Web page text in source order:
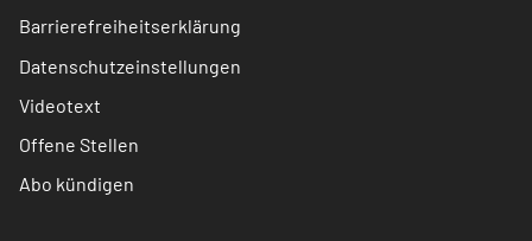
Barrierefreiheitserklärung
Datenschutzeinstellungen
Videotext
Offene Stellen
Abo kündigen